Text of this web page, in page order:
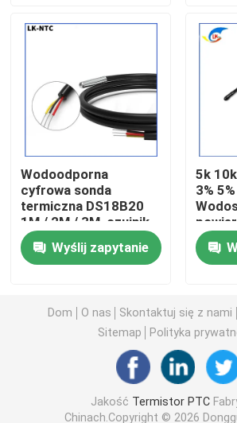
Chip grzewczy PTC
Termistor NTC
Termistor SMD NTC
Termistor NTC zasilania
Czujnik temperatury NTC
Warystor z tlenku metalu
Warystor SMD
Wodoodporna
cyfrowa sonda
termiczna DS18B20
1M / 2M / 3M, czujnik
temperatury z
XH2.54mm-3P do
pomiaru różnych
Wyślij zapytanie
5k
3%
Dom O nas Skontaktuj się z nami
Sitemap
Polityka
Jakość Termistor PTC
Chinach.Copyright © 2026